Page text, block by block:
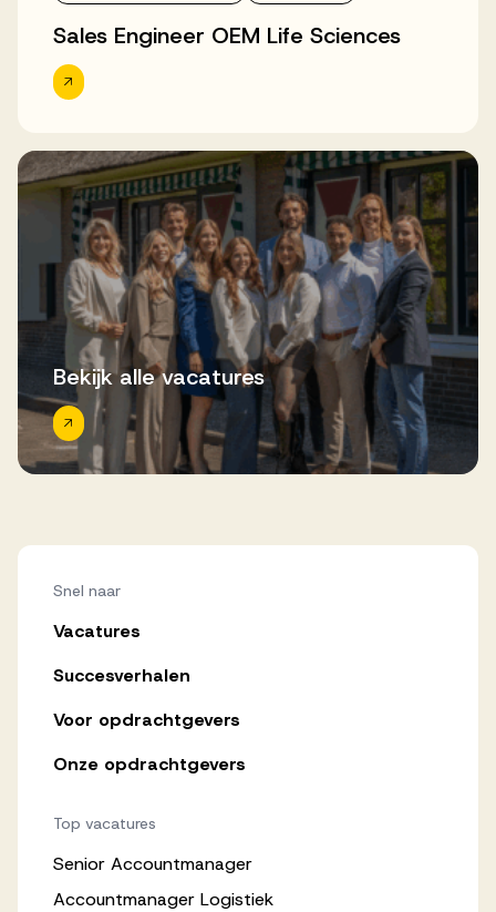
Sales Engineer OEM Life Sciences
Bekijk alle vacatures
Snel naar
Vacatures
Succesverhalen
Voor opdrachtgevers
Onze opdrachtgevers
Top vacatures
Senior Accountmanager
Accountmanager Logistiek